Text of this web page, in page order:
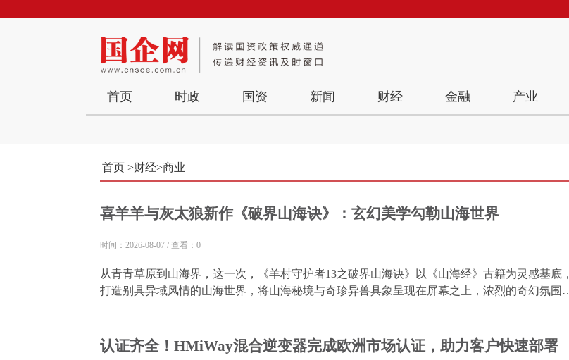
首页 时政 国资 新闻 财经 金融 产业
首页 >财经>商业
喜羊羊与灰太狼新作《破界山海诀》：玄幻美学勾勒山海世界
时间：2026-08-07 / 查看：0
从青青草原到山海界，这一次，《羊村守护者13之破界山海诀》以《山海经》古籍为灵感基底，
打造别具异域风情的山海世界，将山海秘境与奇珍异兽具象呈现在屏幕之上，浓烈的奇幻氛围
认证齐全！HMiWay混合逆变器完成欧洲市场认证，助力客户快速部署